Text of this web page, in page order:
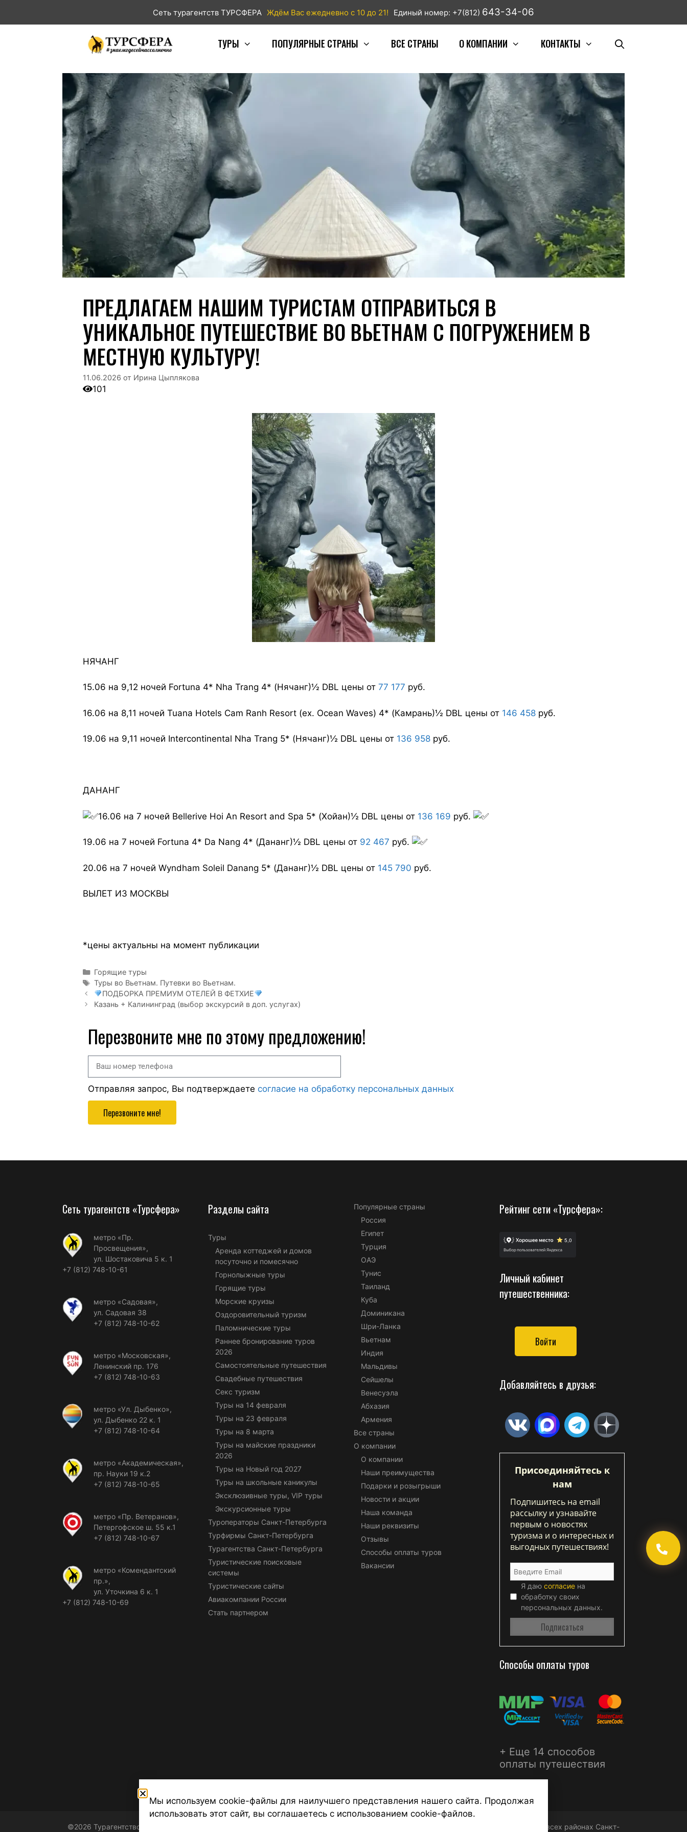
Сеть турагентств ТУРСФЕРА Ждём Вас ежедневно с 10 до 21! Единый номер: +7(812) 643-34-06
ТУРЫ ПОПУЛЯРНЫЕ СТРАНЫ ВСЕ СТРАНЫ О КОМПАНИИ КОНТАКТЫ
ПРЕДЛАГАЕМ НАШИМ ТУРИСТАМ ОТПРАВИТЬСЯ В
УНИКАЛЬНОЕ ПУТЕШЕСТВИЕ ВО ВЬЕТНАМ С ПОГРУЖЕНИЕМ В
МЕСТНУЮ КУЛЬТУРУ!
11.06.2026 от Ирина Цыплякова
101
НЯЧАНГ
15.06 на 9,12 ночей Fortuna 4* Nha Trang 4* (Нячанг)½ DBL цены от 77 177 руб.
16.06 на 8,11 ночей Tuana Hotels Cam Ranh Resort (ex. Ocean Waves) 4* (Камрань)½ DBL цены от 146 458 руб.
19.06 на 9,11 ночей Intercontinental Nha Trang 5* (Нячанг)½ DBL цены от 136 958 руб.
ДАНАНГ
16.06 на 7 ночей Bellerive Hoi An Resort and Spa 5* (Хойан)½ DBL цены от 136 169 руб.
19.06 на 7 ночей Fortuna 4* Da Nang 4* (Дананг)½ DBL цены от 92 467 руб.
20.06 на 7 ночей Wyndham Soleil Danang 5* (Дананг)½ DBL цены от 145 790 руб.
ВЫЛЕТ ИЗ МОСКВЫ
*цены актуальны на момент публикации
Горящие туры
Туры во Вьетнам. Путевки во Вьетнам.
ПОДБОРКА ПРЕМИУМ ОТЕЛЕЙ В ФЕТХИЕ
Казань + Калининград (выбор экскурсий в доп. услугах)
Перезвоните мне по этому предложению!
Отправляя запрос, Вы подтверждаете согласие на обработку персональных данных
Перезвоните мне!
Сеть турагентств «Турсфера»
метро «Пр.
Просвещения»,
ул. Шостаковича 5 к. 1
+7 (812) 748-10-61
метро «Садовая»,
ул. Садовая 38
+7 (812) 748-10-62
метро «Московская»,
Ленинский пр. 176
+7 (812) 748-10-63
метро «Ул. Дыбенко»,
ул. Дыбенко 22 к. 1
+7 (812) 748-10-64
метро «Академическая»,
пр. Науки 19 к.2
+7 (812) 748-10-65
метро «Пр. Ветеранов»,
Петергофское ш. 55 к.1
+7 (812) 748-10-67
метро «Комендантский
пр.»,
ул. Уточкина 6 к. 1
+7 (812) 748-10-69
Разделы сайта
Туры
Аренда коттеджей и домов
посуточно и помесячно
Горнолыжные туры
Горящие туры
Морские круизы
Оздоровительный туризм
Паломнические туры
Раннее бронирование туров
2026
Самостоятельные путешествия
Свадебные путешествия
Секс туризм
Туры на 14 февраля
Туры на 23 февраля
Туры на 8 марта
Туры на майские праздники
2026
Туры на Новый год 2027
Туры на школьные каникулы
Эксклюзивные туры, VIP туры
Экскурсионные туры
Туроператоры Санкт-Петербурга
Турфирмы Санкт-Петербурга
Турагентства Санкт-Петербурга
Туристические поисковые
системы
Туристические сайты
Авиакомпании России
Стать партнером
Популярные страны
Россия
Египет
Турция
ОАЭ
Тунис
Таиланд
Куба
Доминикана
Шри-Ланка
Вьетнам
Индия
Мальдивы
Сейшелы
Венесуэла
Абхазия
Армения
Все страны
О компании
О компании
Наши преимущества
Подарки и розыгрыши
Новости и акции
Наша команда
Наши реквизиты
Отзывы
Способы оплаты туров
Вакансии
Рейтинг сети «Турсфера»:
Личный кабинет
путешественника:
Войти
Добавляйтесь в друзья:
Присоединяйтесь к
нам
Подпишитесь на email
рассылку и узнавайте
первым о новостях
туризма и о интересных и
выгодных путешествиях!
Я даю согласие на
обработку своих
персональных данных.
Способы оплаты туров
+ Еще 14 способов
оплаты путешествия
©2026 Турагентство Турсфера - Поиск туров от надежных туроператоров, официальный сайт турфирмы ТУРСФЕРА - турагентства во всех районах Санкт-
Мы используем cookie-файлы для наилучшего представления нашего сайта. Продолжая
использовать этот сайт, вы соглашаетесь с использованием cookie-файлов.